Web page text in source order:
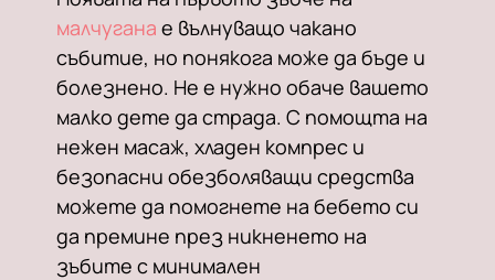
малчугана е вълнуващо чакано
събитие, но понякога може да бъде и
болезнено. Не е нужно обаче вашето
малко дете да страда. С помощта на
нежен масаж, хладен компрес и
безопасни обезболяващи средства
можете да помогнете на бебето си
да премине през никненето на
зъбите с минимален